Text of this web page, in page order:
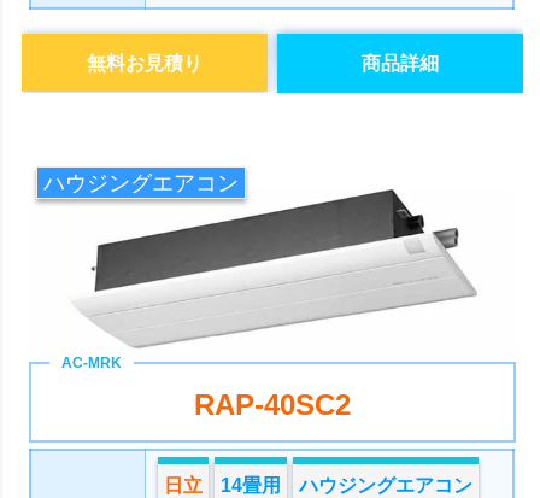
商品詳細
無料お見積り
ハウジングエアコン
RAP-40SC2
日立 14畳用 ハウジングエアコン